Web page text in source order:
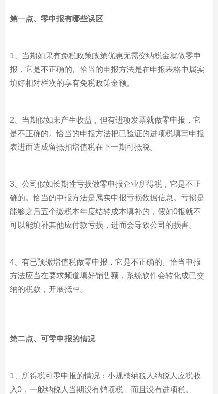
第一点、零申报有哪些误区
1、当期如果有免税政策政策优惠无需交纳税金就做零申
报，它是不正确的。恰当的申报方法是在申报表格中属实
填好相对栏次的享有免税政策金额。
2、当期假如未产生收益，但有进项发票就做零申报，它
是不正确的。恰当的申报方法把已验证的进项税填写申报
表进而造成留抵扣增值税在下一期可抵税。
3、公司假如长期性亏损做零申报企业所得税，它是不正
确的。恰当的申报方法是属实申报亏损数据信息。亏损是
能够之后五个缴税本年度结转成本填补的，假如0报就不
可以能填补其他应付款亏损，进而会导致公司的损害。
4、有已预缴增值税做零申报，它是不正确的。恰当申报
方法应当在要求频道填好销售额，系统软件会转化成已交
纳的税款，开展抵冲。
第二点、可零申报的情况
1、所得税可零申报的情况：小规模纳税人纳税人应税收
入0，一般纳税人当期没有销项税，而且没有进项税。